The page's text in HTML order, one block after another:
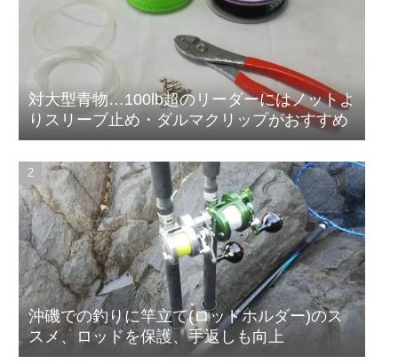
対大型青物…100lb超のリーダーにはノットよ
りスリーブ止め・ダルマクリップがおすすめ
沖磯での釣りに竿立て(ロッドホルダー)のス
スメ、ロッドを保護、手返しも向上